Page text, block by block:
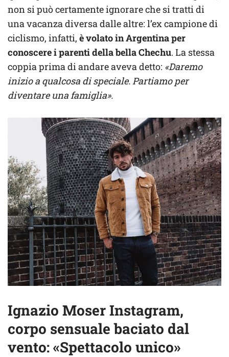
non si può certamente ignorare che si tratti di
una vacanza diversa dalle altre: l’ex campione di
ciclismo, infatti, è volato in Argentina per
conoscere i parenti della bella Chechu. La stessa
coppia prima di andare aveva detto: «Daremo
inizio a qualcosa di speciale. Partiamo per
diventare una famiglia».
Ignazio Moser Instagram,
corpo sensuale baciato dal
vento: «Spettacolo unico»